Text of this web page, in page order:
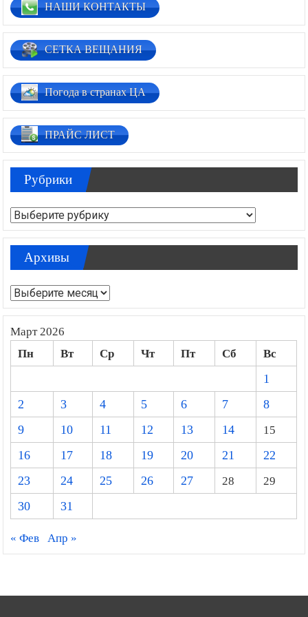
НАШИ КОНТАКТЫ
СЕТКА ВЕЩАНИЯ
Погода в странах ЦА
ПРАЙС ЛИСТ
Рубрики
Рубрики
Архивы
Архивы
Март 2026
Пн Вт Ср Чт Пт Сб
Вс
1
2
3 4 5 6 7
8
9
10 11 12 13 14
15
16
17 18 19 20 21
22
23
24 25 26 27 28
29
30
31
« Фев Апр »